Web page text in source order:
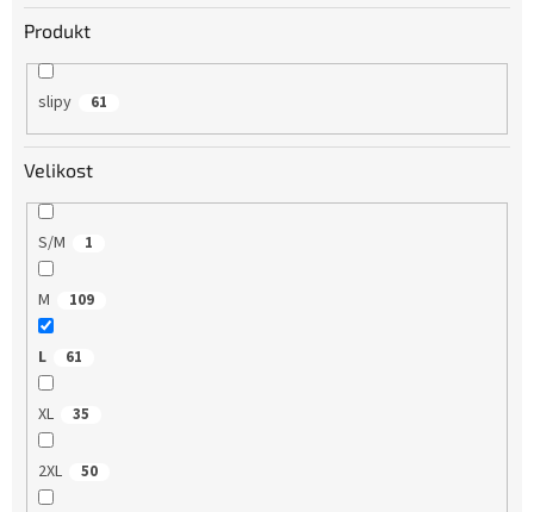
Produkt
slipy 61
Velikost
S/M 1
M 109
L 61
XL 35
2XL 50